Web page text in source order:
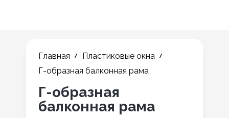
Главная
Пластиковые окна
Г-образная балконная рама
Г-образная
балконная рама